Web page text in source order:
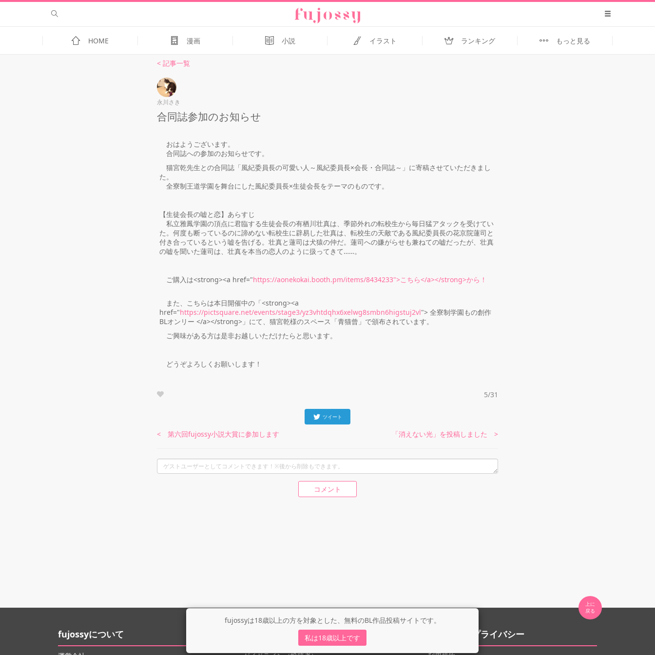
fujossyは18歳以上の方を対象とした、無料のBL作品投稿サイトです。
私は18歳以上です
HOME 漫画 小説 イラスト ランキング もっと見る
< 記事一覧
永川さき
合同誌参加のお知らせ
おはようございます。
合同誌への参加のお知らせです。
猫宮乾先生との合同誌「風紀委員長の可愛い人～風紀委員長×会長・合同誌～」に寄稿させていただきまし
た。
全寮制王道学園を舞台にした風紀委員長×生徒会長をテーマのものです。
【生徒会長の嘘と恋】あらすじ
私立雅鳳学園の頂点に君臨する生徒会長の有栖川壮真は、季節外れの転校生から毎日猛アタックを受けてい
た。何度も断っているのに諦めない転校生に辟易した壮真は、転校生の天敵である風紀委員長の花京院蓮司と
付き合っているという嘘を告げる。壮真と蓮司は犬猿の仲だ。蓮司への嫌がらせも兼ねての嘘だったが、壮真
の嘘を聞いた蓮司は、壮真を本当の恋人のように扱ってきて……。
ご購入は<strong><a href="https://aonekokai.booth.pm/items/8434233">こちら</a></strong>から！
また、こちらは本日開催中の「<strong><a
href="https://pictsquare.net/events/stage3/yz3vhtdqhx6xelwg8smbn6higstuj2vl"> 全寮制学園もの創作
BLオンリー </a></strong>」にて、猫宮乾様のスペース「青猫曾」で頒布されています。
ご興味がある方は是非お越しいただけたらと思います。
どうぞよろしくお願いします！
5/31
ツイート
< 第六回fujossy小説大賞に参加します 「消えない光」を投稿しました >
コメント
上に
fujossyについて 利用規約とプライバシー